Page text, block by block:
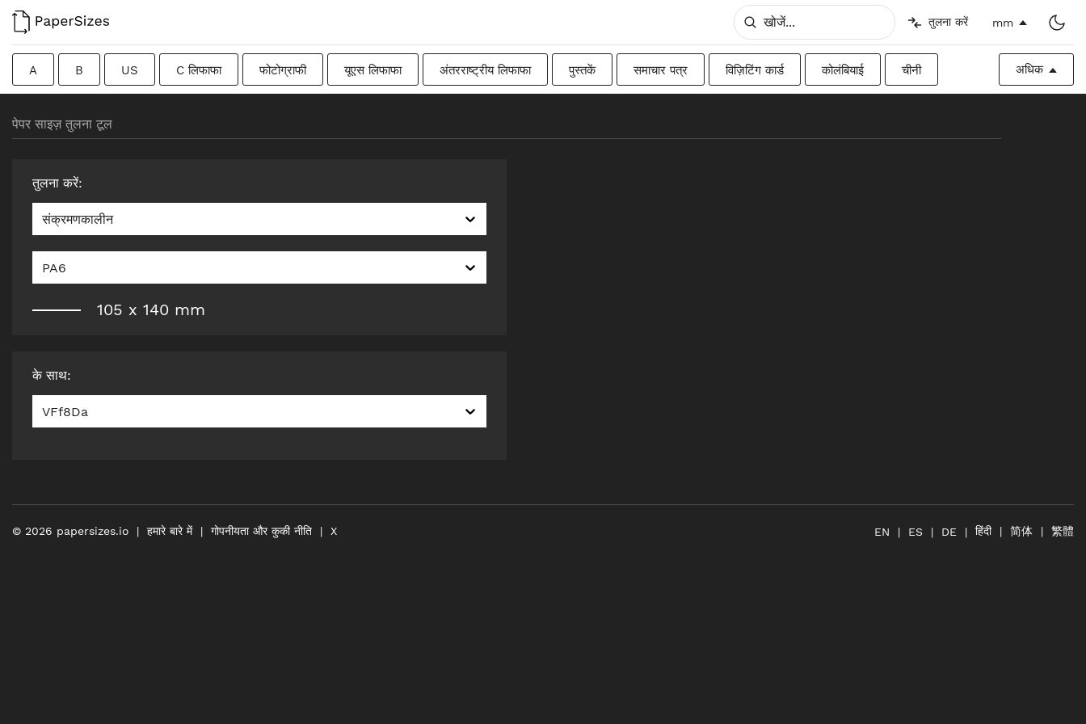
तुलना करें mm
A B US C लिफाफा फोटोग्राफी यूएस लिफाफा अंतरराष्ट्रीय लिफाफा पुस्तकें समाचार पत्र विज़िटिंग कार्ड कोलंबियाई चीनी अधिक
पेपर साइज़ तुलना टूल
तुलना करें:
संक्रमणकालीन
PA6
105 x 140 mm
के साथ:
VFf8Da
© 2026 papersizes.io हमारे बारे में गोपनीयता और कुकी नीति X EN ES DE हिंदी 简体 繁體